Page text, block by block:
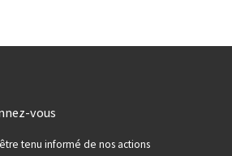
vous
tenu informé de nos actions